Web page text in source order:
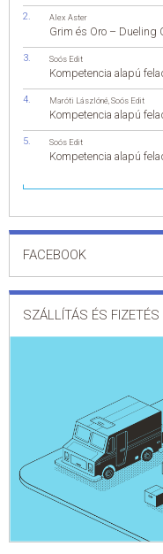
Alex Aster
Grim és Oro – Dueling
Soós Edit
Kompetencia alapú
Maróti Lászlóné Soós Edit
Kompetencia alapú
Soós Edit
Kompetencia alapú
FACEBOOK
SZÁLLÍTÁS ÉS FIZETÉS